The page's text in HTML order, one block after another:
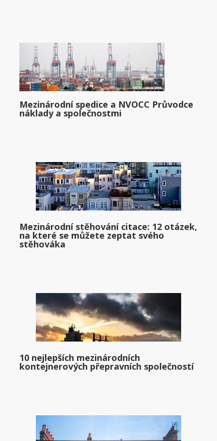
Mezinárodní spedice a NVOCC Průvodce
náklady a společnostmi
Mezinárodní stěhování citace: 12 otázek,
na které se můžete zeptat svého
stěhováka
10 nejlepších mezinárodních
kontejnerových přepravních společností